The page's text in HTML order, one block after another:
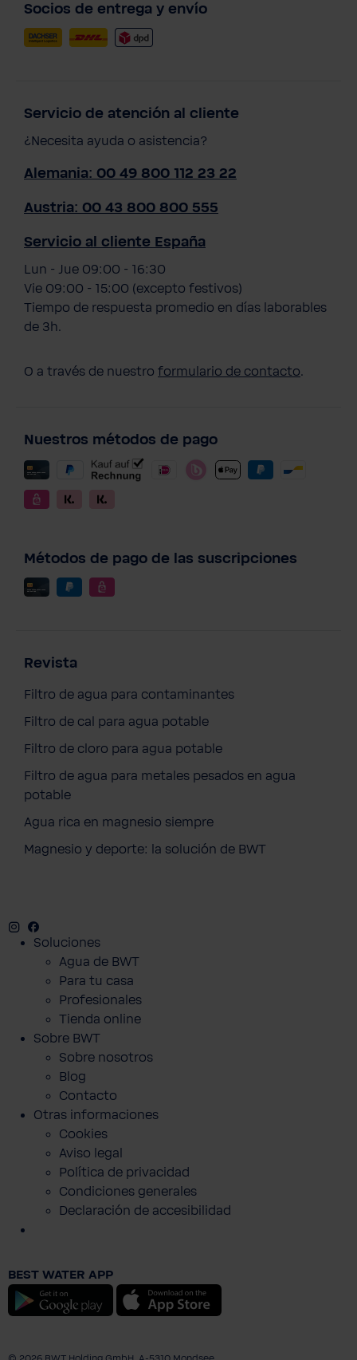
26,90 €
Contenido:
Socios de entrega y envío
Servicio de atención al cliente
¿Necesita ayuda o asistencia?
Alemania: 00 49 800 112 23 22
Austria: 00 43 800 800 555
Servicio al cliente España
Lun - Jue 09:00 - 16:30
Vie 09:00 - 15:00 (excepto festivos)
Tiempo de respuesta promedio en días laborables
de 3h.
O a través de nuestro formulario de contacto.
Nuestros métodos de pago
Métodos de pago de las suscripciones
Revista
Filtro de agua para contaminantes
Filtro de cal para agua potable
Filtro de cloro para agua potable
Filtro de agua para metales pesados en agua
potable
Agua rica en magnesio siempre
Magnesio y deporte: la solución de BWT
Instagram
Soluciones
Agua de BWT
Para tu casa
Profesionales
Tienda online
Sobre BWT
Sobre nosotros
Blog
Contacto
Otras informaciones
Cookies
Aviso legal
Política de privacidad
Condiciones generales
Declaración de accesibilidad
BEST WATER APP
Android